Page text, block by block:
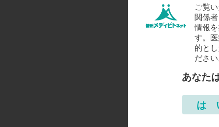
ご覧
関係
情報
す。
的と
ださ
あなた
は